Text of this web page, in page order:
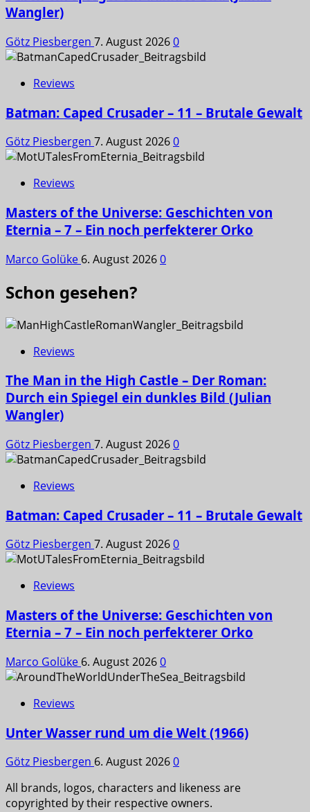
Wangler)
Götz Piesbergen 7. August 20260
Reviews
Batman: Caped Crusader – 11 – Brutale Gewalt
Götz Piesbergen 7. August 20260
Reviews
Masters of the Universe: Geschichten von
Eternia – 7 – Ein noch perfekterer Orko
Marco Golüke 6. August 20260
Schon gesehen?
Reviews
The Man in the High Castle – Der Roman:
Durch ein Spiegel ein dunkles Bild (Julian
Wangler)
Götz Piesbergen 7. August 20260
Reviews
Batman: Caped Crusader – 11 – Brutale Gewalt
Götz Piesbergen 7. August 20260
Reviews
Masters of the Universe: Geschichten von
Eternia – 7 – Ein noch perfekterer Orko
Marco Golüke 6. August 20260
Reviews
Unter Wasser rund um die Welt (1966)
Götz Piesbergen 6. August 20260
All brands, logos, characters and likeness are
copyrighted by their respective owners.